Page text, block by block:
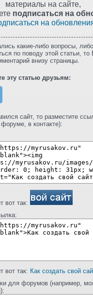
материалы на сайте,
подписаться на
на
какие-либо вопросы,
по поводу этой статьи,
внизу страницы.
эту статью друзьям:
сайт, то разместите
в контакте):
вот так:
вот так: Как создать свой
для форумов (например,